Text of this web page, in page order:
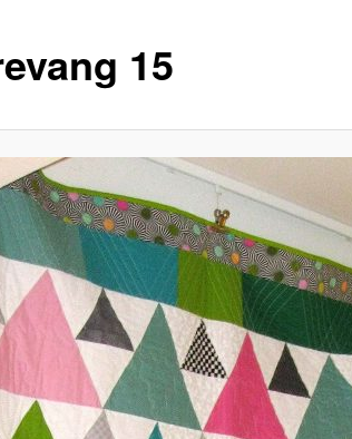
15